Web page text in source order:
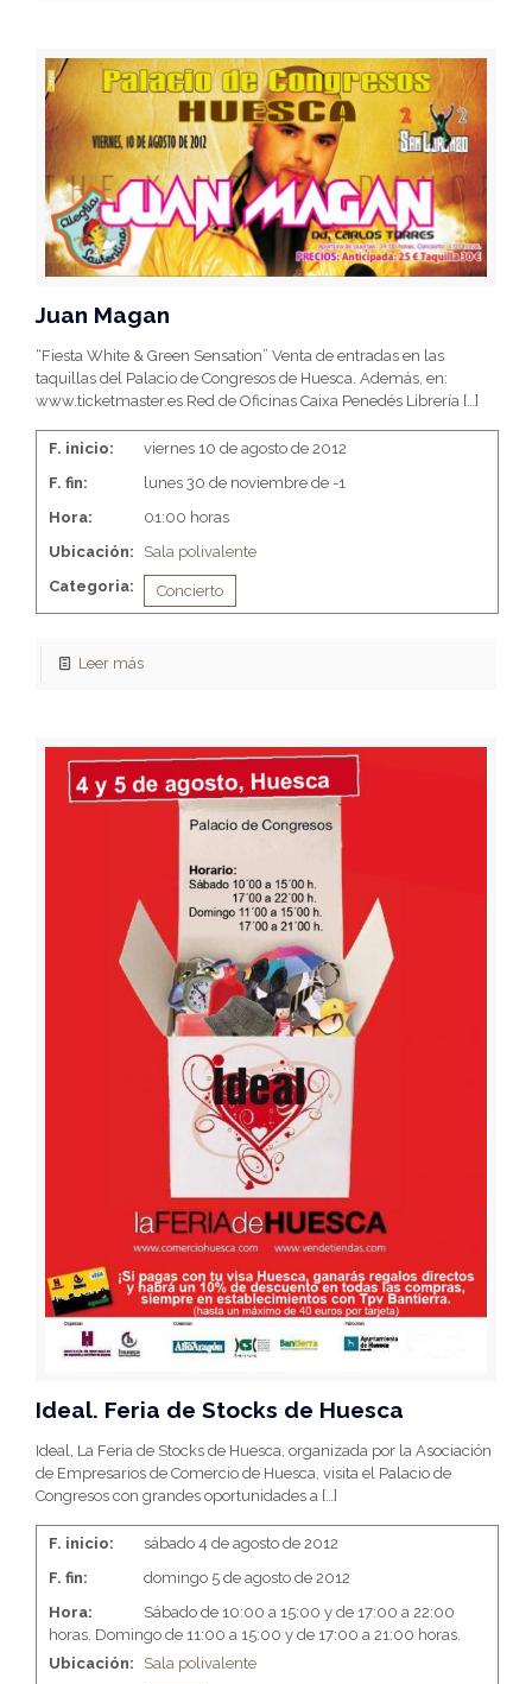
Juan Magan
“Fiesta White & Green Sensation” Venta de entradas en las
taquillas del Palacio de Congresos de Huesca. Además, en:
www.ticketmaster.es Red de Oficinas Caixa Penedés Librería […]
F. inicio:
viernes 10 de agosto de 2012
F. fin:
lunes 30 de noviembre de -1
Hora:
01:00 horas
Ubicación:
Sala polivalente
Categoria:
Concierto
Leer más
Ideal. Feria de Stocks de Huesca
Ideal, La Feria de Stocks de Huesca, organizada por la Asociación
de Empresarios de Comercio de Huesca, visita el Palacio de
Congresos con grandes oportunidades a […]
F. inicio:
sábado 4 de agosto de 2012
F. fin:
domingo 5 de agosto de 2012
Hora:
Sábado de 10:00 a 15:00 y de 17:00 a 22:00
horas. Domingo de 11:00 a 15:00 y de 17:00 a 21:00 horas.
Ubicación:
Sala polivalente